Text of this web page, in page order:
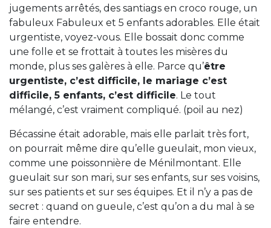
jugements arrêtés, des santiags en croco rouge, un
fabuleux Fabuleux et 5 enfants adorables. Elle était
urgentiste, voyez-vous. Elle bossait donc comme
une folle et se frottait à toutes les misères du
monde, plus ses galères à elle. Parce qu’être
urgentiste, c’est difficile, le mariage c’est
difficile, 5 enfants, c’est difficile. Le tout
mélangé, c’est vraiment compliqué. (poil au nez)
Bécassine était adorable, mais elle parlait très fort,
on pourrait même dire qu’elle gueulait, mon vieux,
comme une poissonnière de Ménilmontant. Elle
gueulait sur son mari, sur ses enfants, sur ses voisins,
sur ses patients et sur ses équipes. Et il n’y a pas de
secret : quand on gueule, c’est qu’on a du mal à se
faire entendre.